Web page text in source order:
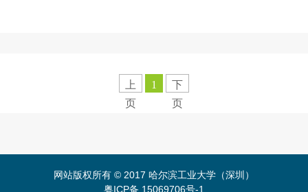
上
页
1
下
页
网站版权所有 © 2017 哈尔滨工业大学（深圳）
粤ICP备 15069706号-1